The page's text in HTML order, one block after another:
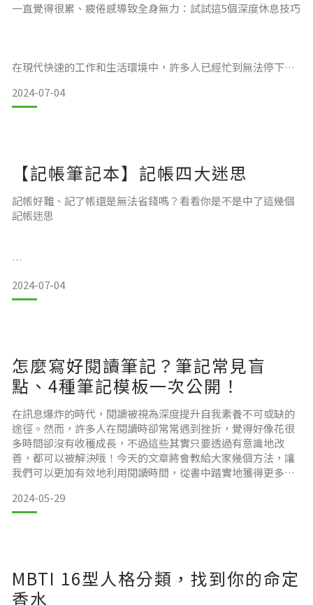
一直覺得很累、疲倦感導致全身無力：試試這5個深度休息技巧
在現代快速的工作和生活環境中，許多人已經忙到無法停下
覺不到充電的效果。有時候，不僅是身體累，心理也會感到疲
憊。如果我們沒有進行深度休息，精神狀態會持續消耗，無法
這篇文章將教大家如何辨識自己需要深度休息的時刻，以及有
哪些方式和香氛產品可以幫助達到深度休息，讓身心都得到真
正的放鬆。
想想看，你是否有以下這些情況呢？
即便才剛睡醒還是覺得累
2024-07-04
【記帳筆記本】記帳四大迷思
記帳好難、記了帳還是無法省錢嗎？看看你是不是中了這幾個
記帳迷思
有多少收入、支出，以及是否達到健康的收支平衡，都需要靠
記帳才能完成。可是每天記帳其實不容易，很容易會因為不知
💛記帳筆記本💛 https://growwandgloww.com.tw/ATICF
常見記帳迷思
。記帳很花時間
2024-07-04
怎麼寫好閱讀筆記？筆記常見盲
點、4種筆記模板一次公開！
在訊息爆炸的時代，閱讀被視為深度提升自我素養不可或缺的
途徑。然而，許多人在閱讀時卻常常遇到挫折，覺得好像花很
多時間卻沒有收穫成長，不過這些其實只要透過有意識地改
善，都可以被解決哦！今天的文章將會教給大家幾個方法，讓
我們可以更加有效地利用閱讀時間，從書中踏實地獲得更多收
閱讀常見盲點
2024-05-29
MBTI 16型人格分類，找到你的命定
香水